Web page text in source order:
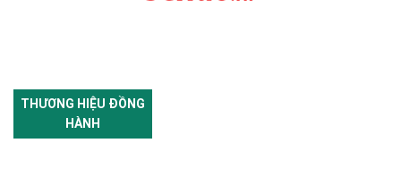
THƯƠNG HIỆU ĐỒNG
HÀNH